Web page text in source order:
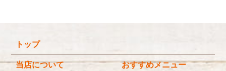
2025年9月(3)
トップ
当店について おすすめメニュー